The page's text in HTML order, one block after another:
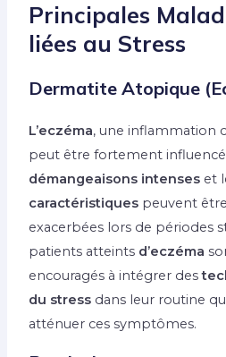
Principales
liées au Stress
Dermatite Atopique
L’eczéma, une inflammation
peut être fortement influencé
démangeaisons intenses et
caractéristiques peuvent
exacerbées lors de périodes
patients atteints d’eczéma
encouragés à intégrer des
du stress dans leur routine
atténuer ces symptômes.